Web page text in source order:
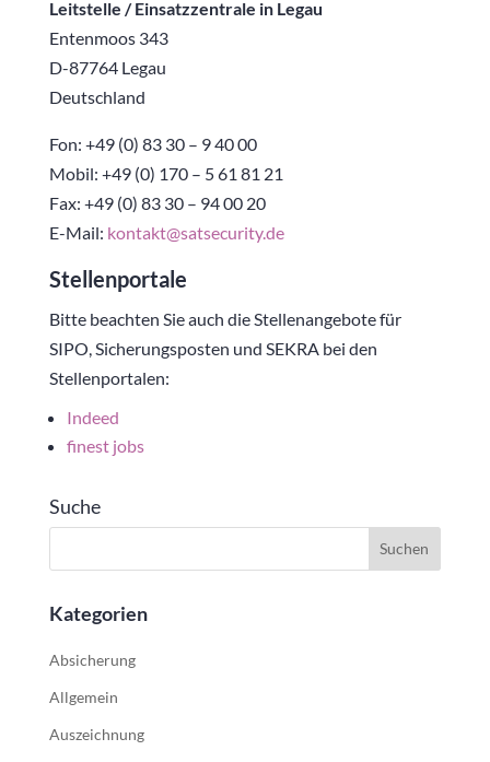
Leitstelle / Einsatzzentrale in Legau
Entenmoos 343
D-87764 Legau
Deutschland
Fon: +49 (0) 83 30 – 9 40 00
Mobil: +49 (0) 170 – 5 61 81 21
Fax: +49 (0) 83 30 – 94 00 20
E-Mail: kontakt@satsecurity.de
Stellenportale
Bitte beachten Sie auch die Stellenangebote für
SIPO, Sicherungsposten und SEKRA bei den
Stellenportalen:
Indeed
finest jobs
Suche
Kategorien
Absicherung
Allgemein
Auszeichnung